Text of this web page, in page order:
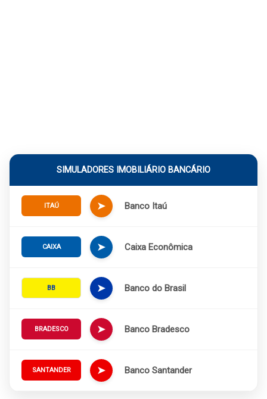
SIMULADORES IMOBILIÁRIO BANCÁRIO
ITAÚ ➤ Banco Itaú
CAIXA ➤ Caixa Econômica
BB ➤ Banco do Brasil
BRADESCO ➤ Banco Bradesco
SANTANDER ➤ Banco Santander